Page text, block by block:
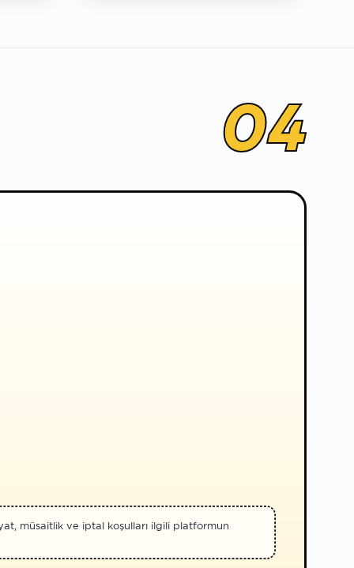
04
müsaitlik ve iptal koşulları ilgili platformun